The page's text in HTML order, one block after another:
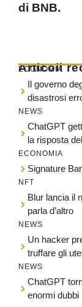
di BNB.
Articoli
ECONOMIA
Il governo
disastrosi
NEWS
ChatGPT
la risposta
ECONOMIA
Signature
NFT
Blur lancia il
parla d’altro
NEWS
Un hacker
truffare gli
NEWS
ChatGPT
enormi dubbi